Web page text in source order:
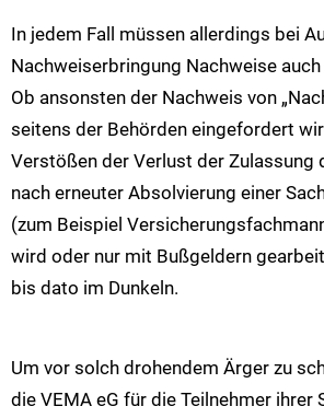
In jedem Fall müssen allerdings bei
Nachweiserbringung Nachweise
Ob ansonsten der Nachweis von
seitens der Behörden eingefordert
Verstößen der Verlust der Zulassung
nach erneuter Absolvierung einer
(zum Beispiel
wird oder nur mit Bußgeldern
bis dato im Dunkeln.
Um vor solch drohendem Ärger zu
die VEMA eG für die Teilnehmer ihrer